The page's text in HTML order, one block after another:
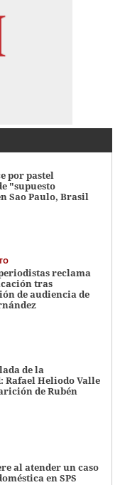
por pastel
"supuesto
Sao Paulo, Brasil
reclama
tras
de audiencia de
de la
Heliodo Valle
de Rubén
al atender un caso
en SPS